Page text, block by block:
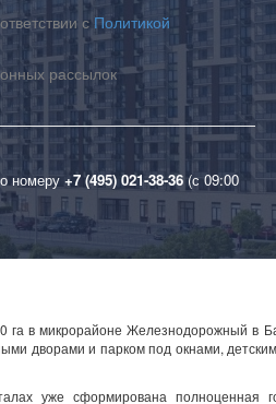
сПолитикой
рассылок
номеру+7 (495) 021-38-36 (с 09:00
га в микрорайоне Железнодорожный в
дворами и парком под окнами,
уже сформирована полноценная